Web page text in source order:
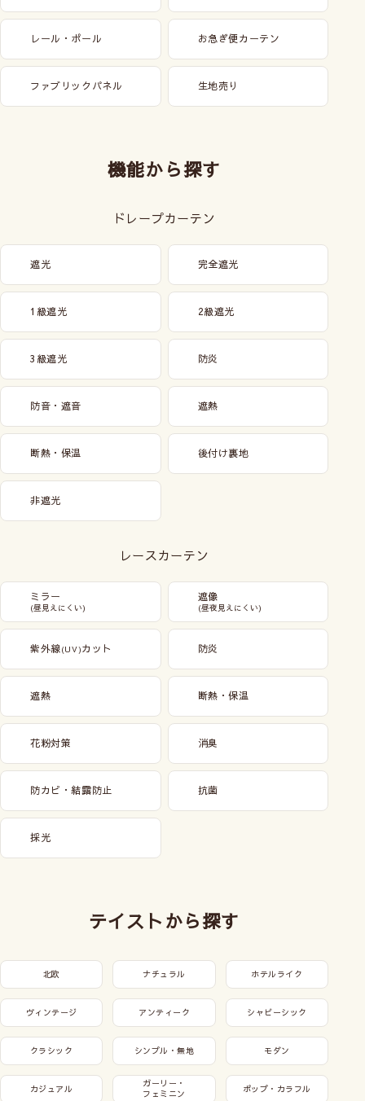
レール・ポール お急ぎ便カーテン
ファブリックパネル 生地売り
機能から探す
ドレープカーテン
遮光 完全遮光
1級遮光 2級遮光
3級遮光 防炎
防音・遮音 遮熱
断熱・保温 後付け裏地
非遮光
レースカーテン
ミラー
(昼見えにくい)
遮像
(昼夜見えにくい)
紫外線(UV)カット 防炎
遮熱 断熱・保温
花粉対策 消臭
防カビ・結露防止 抗菌
採光
テイストから探す
北欧 ナチュラル ホテルライク
ヴィンテージ アンティーク シャビーシック
クラシック シンプル・無地 モダン
カジュアル
ガーリー・
フェミニン
ポップ・カラフル